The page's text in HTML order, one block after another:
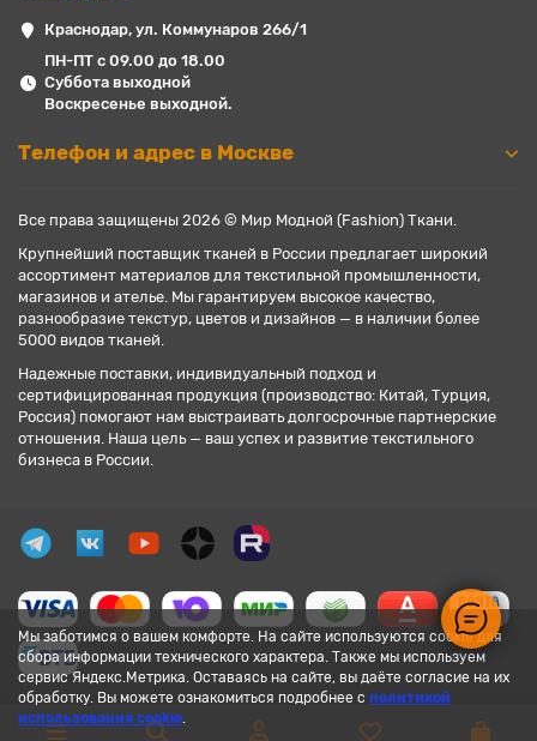
Мы заботимся о вашем комфорте. На сайте используются cookie для
сбора информации технического характера. Также мы используем
сервис Яндекс.Метрика. Оставаясь на сайте, вы даёте согласие на их
обработку. Вы можете ознакомиться подробнее с политикой
использования cookie.
Краснодар, ул. Коммунаров 266/1
ПН-ПТ с 09.00 до 18.00
Суббота выходной
Воскресенье выходной.
Телефон и адрес в Москве
Все права защищены 2026 © Мир Модной (Fashion) Ткани.
Крупнейший поставщик тканей в России предлагает широкий
ассортимент материалов для текстильной промышленности,
магазинов и ателье. Мы гарантируем высокое качество,
разнообразие текстур, цветов и дизайнов — в наличии более
5000 видов тканей.
Надежные поставки, индивидуальный подход и
сертифицированная продукция (производство: Китай, Турция,
Россия) помогают нам выстраивать долгосрочные партнерские
отношения. Наша цель — ваш успех и развитие текстильного
бизнеса в России.